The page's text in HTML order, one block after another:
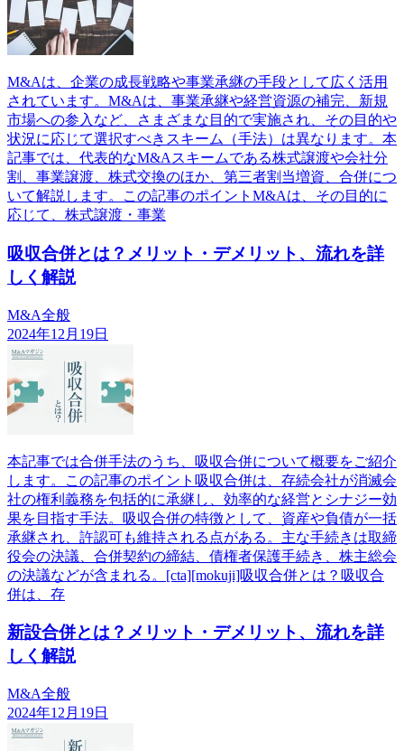
M&Aは、企業の成長戦略や事業承継の手段として広く活用
されています。M&Aは、事業承継や経営資源の補完、新規
市場への参入など、さまざまな目的で実施され、その目的や
状況に応じて選択すべきスキーム（手法）は異なります。本
記事では、代表的なM&Aスキームである株式譲渡や会社分
割、事業譲渡、株式交換のほか、第三者割当増資、合併につ
いて解説します。この記事のポイントM&Aは、その目的に
応じて、株式譲渡・事業
吸収合併とは？メリット・デメリット、流れを詳
しく解説
M&A全般
2024年12月19日
本記事では合併手法のうち、吸収合併について概要をご紹介
します。この記事のポイント吸収合併は、存続会社が消滅会
社の権利義務を包括的に承継し、効率的な経営とシナジー効
果を目指す手法。吸収合併の特徴として、資産や負債が一括
承継され、許認可も維持される点がある。主な手続きは取締
役会の決議、合併契約の締結、債権者保護手続き、株主総会
の決議などが含まれる。[cta][mokuji]吸収合併とは？吸収合
併は、存
新設合併とは？メリット・デメリット、流れを詳
しく解説
M&A全般
2024年12月19日